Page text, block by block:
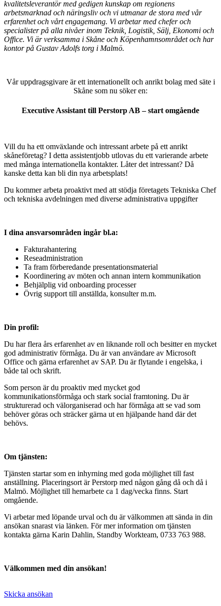
kvalitetsleverantör med gedigen kunskap om regionens
arbetsmarknad och näringsliv och vi utmanar de stora med vår
erfarenhet och vårt engagemang. Vi arbetar med chefer och
specialister på alla nivåer inom Teknik, Logistik, Sälj, Ekonomi och
Office. Vi är verksamma i Skåne och Köpenhamnsområdet och har
kontor på Gustav Adolfs torg i Malmö.
Vår uppdragsgivare är ett internationellt och anrikt bolag med säte i
Skåne som nu söker en:
Executive Assistant till Perstorp AB – start omgående
Vill du ha ett omväxlande och intressant arbete på ett anrikt
skåneföretag? I detta assistentjobb utlovas du ett varierande arbete
med många internationella kontakter. Låter det intressant? Då
kanske detta kan bli din nya arbetsplats!
Du kommer arbeta proaktivt med att stödja företagets Tekniska Chef
och tekniska avdelningen med diverse administrativa uppgifter
I dina ansvarsområden ingår bl.a:
Fakturahantering
Reseadministration
Ta fram förberedande presentationsmaterial
Koordinering av möten och annan intern kommunikation
Behjälplig vid onboarding processer
Övrig support till anställda, konsulter m.m.
Din profil:
Du har flera års erfarenhet av en liknande roll och besitter en mycket
god administrativ förmåga. Du är van användare av Microsoft
Office och gärna erfarenhet av SAP. Du är flytande i engelska, i
både tal och skrift.
Som person är du proaktiv med mycket god
kommunikationsförmåga och stark social framtoning. Du är
strukturerad och välorganiserad och har förmåga att se vad som
behöver göras och sträcker gärna ut en hjälpande hand där det
behövs.
Om tjänsten:
Tjänsten startar som en inhyrning med goda möjlighet till fast
anställning. Placeringsort är Perstorp med någon gång då och då i
Malmö. Möjlighet till hemarbete ca 1 dag/vecka finns. Start
omgående.
Vi arbetar med löpande urval och du är välkommen att sända in din
ansökan snarast via länken. För mer information om tjänsten
kontakta gärna Karin Dahlin, Standby Workteam, 0733 763 988.
Välkommen med din ansökan!
Skicka ansökan